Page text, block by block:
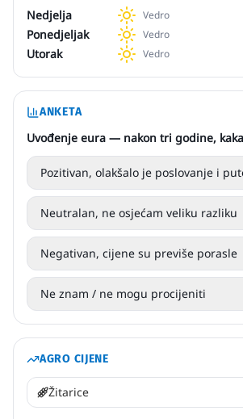
Nedjelja Vedro
Ponedjeljak
Vedro
Utorak
Vedro
ANKETA
Uvođenje eura — nakon tri godine,
Pozitivan, olakšalo je poslovanje i
Neutralan, ne osjećam veliku razliku
Negativan, cijene su previše porasle
Ne znam / ne mogu procijeniti
AGRO CIJENE
Žitarice